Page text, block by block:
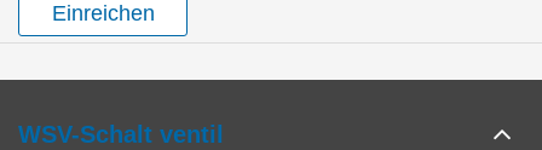
Einreichen
WSV-Schalt ventil